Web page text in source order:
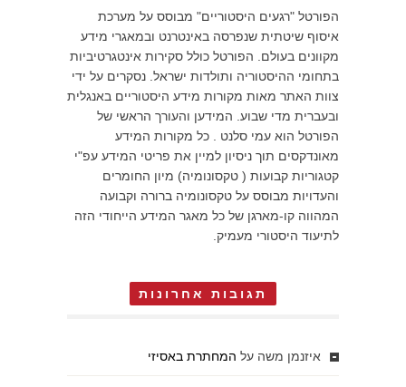
הפורטל "רגעים היסטוריים" מבוסס על מערכת
איסוף שיטתית שנפרסה באינטרנט ובמאגרי מידע
מקוונים בעולם. הפורטל כולל סקירות אינטגרטיביות
בתחומי ההיסטוריה ותולדות ישראל. נסקרים על ידי
צוות האתר מאות מקורות מידע היסטוריים באנגלית
ובעברית מדי שבוע. המידען והעורך הראשי של
הפורטל הוא עמי סלנט . כל מקורות המידע
מאונדקסים תוך ניסיון למיין את פריטי המידע עפ"י
קטגוריות קבועות ( טקסונומיה) מיון החומרים
והעדויות מבוסס על טקסונומיה ברורה וקבועה
המהווה קו-מארגן של כל מאגר המידע הייחודי הזה
לתיעוד היסטורי מעמיק.
תגובות אחרונות
איזנמן משה על המחתרת באסיזי